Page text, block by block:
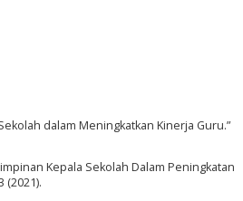
dalam Meningkatkan Kinerja Guru.”
Kepala Sekolah Dalam Peningkatan
(2021).